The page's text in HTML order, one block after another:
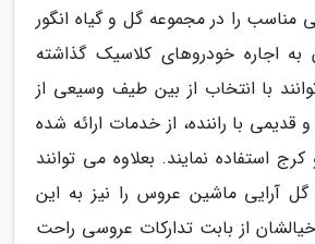
را در مجموعه گل و گیاه انگور
به اجاره خودروهای کلاسیک گذاشته
با انتخاب از بین طیف وسیعی از
با راننده، از خدمات ارائه شده
استفاده نمایند. بعلاوه می توانند
آرایی ماشین عروس را نیز به این
از بابت تدارکات عروسی راحت